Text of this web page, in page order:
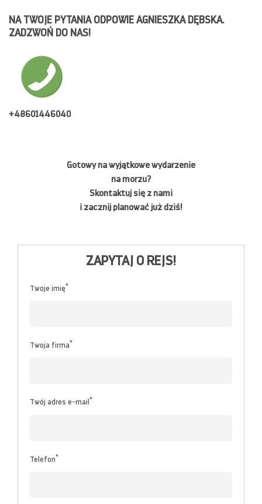
NA TWOJE PYTANIA ODPOWIE AGNIESZKA DĘBSKA.
ZADZWOŃ DO NAS!
+48601446040
Gotowy na wyjątkowe wydarzenie
na morzu?
Skontaktuj się z nami
i zacznij planować już dziś!
ZAPYTAJ O REJS!
Twoje imię*
Twoja firma*
Twój adres e-mail*
Telefon*